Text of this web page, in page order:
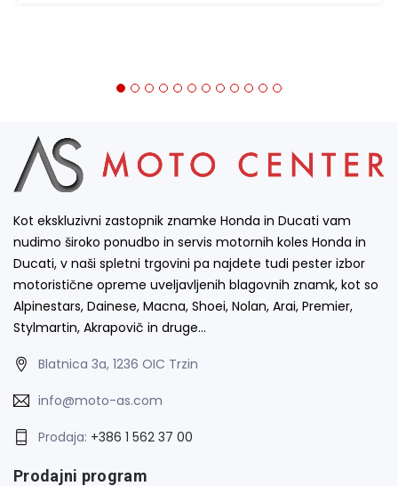
Kot ekskluzivni zastopnik znamke Honda in Ducati vam
nudimo široko ponudbo in servis motornih koles Honda in
Ducati, v naši spletni trgovini pa najdete tudi pester izbor
motoristične opreme uveljavljenih blagovnih znamk, kot so
Alpinestars, Dainese, Macna, Shoei, Nolan, Arai, Premier,
Stylmartin, Akrapovič in druge…
Blatnica 3a, 1236 OIC Trzin
info@moto-as.com
Prodaja: +386 1 562 37 00
Prodajni program